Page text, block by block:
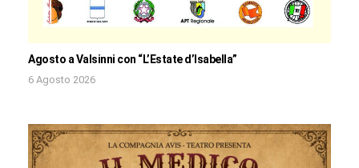
Agosto a Valsinni con “L’Estate d’Isabella”
6 Agosto 2026